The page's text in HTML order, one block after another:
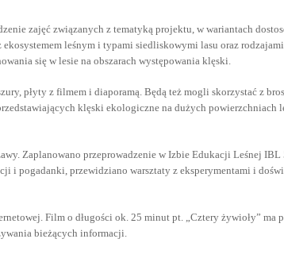
zajęć związanych z tematyką projektu, w wariantach
leśnym i typami siedliskowymi lasu oraz
się w lesie na obszarach występowania klęski.
płyty z filmem i diaporamą. Będą też mogli skorzystać z
klęski ekologiczne na dużych powierzchniach
Zaplanowano przeprowadzenie w Izbie Edukacji Leśnej
i pogadanki, przewidziano warsztaty z eksperymentami i
Film o długości ok. 25 minut pt. „Cztery żywioły” ma
bieżących informacji.